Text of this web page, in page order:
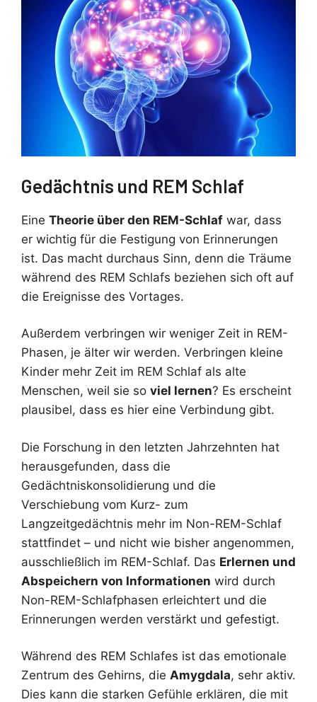
Gedächtnis und REM Schlaf
Eine Theorie über den REM-Schlaf war, dass
er wichtig für die Festigung von Erinnerungen
ist. Das macht durchaus Sinn, denn die Träume
während des REM Schlafs beziehen sich oft auf
die Ereignisse des Vortages.
Außerdem verbringen wir weniger Zeit in REM-
Phasen, je älter wir werden. Verbringen kleine
Kinder mehr Zeit im REM Schlaf als alte
Menschen, weil sie so viel lernen? Es erscheint
plausibel, dass es hier eine Verbindung gibt.
Die Forschung in den letzten Jahrzehnten hat
herausgefunden, dass die
Gedächtniskonsolidierung und die
Verschiebung vom Kurz- zum
Langzeitgedächtnis mehr im Non-REM-Schlaf
stattfindet – und nicht wie bisher angenommen,
ausschließlich im REM-Schlaf. Das Erlernen und
Abspeichern von Informationen wird durch
Non-REM-Schlafphasen erleichtert und die
Erinnerungen werden verstärkt und gefestigt.
Während des REM Schlafes ist das emotionale
Zentrum des Gehirns, die Amygdala, sehr aktiv.
Dies kann die starken Gefühle erklären, die mit